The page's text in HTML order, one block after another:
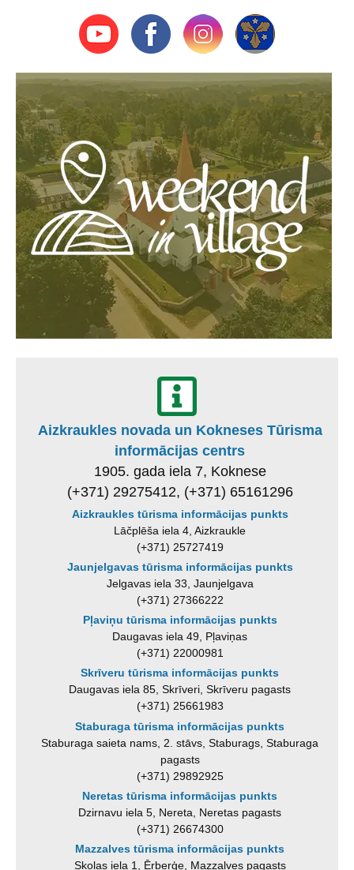
Aizkraukles novada un Kokneses Tūrisma
informācijas centrs
1905. gada iela 7, Koknese
(+371) 29275412, (+371) 65161296
Aizkraukles tūrisma informācijas punkts
Lāčplēša iela 4, Aizkraukle
(+371) 25727419
Jaunjelgavas tūrisma informācijas punkts
Jelgavas iela 33, Jaunjelgava
(+371) 27366222
Pļaviņu tūrisma informācijas punkts
Daugavas iela 49, Pļaviņas
(+371) 22000981
Skrīveru tūrisma informācijas punkts
Daugavas iela 85, Skrīveri, Skrīveru pagasts
(+371) 25661983
Staburaga tūrisma informācijas punkts
Staburaga saieta nams, 2. stāvs, Staburags, Staburaga
pagasts
(+371) 29892925
Neretas tūrisma informācijas punkts
Dzirnavu iela 5, Nereta, Neretas pagasts
(+371) 26674300
Mazzalves tūrisma informācijas punkts
Skolas iela 1, Ērberģe, Mazzalves pagasts